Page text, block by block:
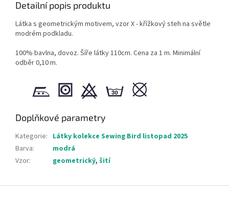
Detailní popis produktu
Látka s geometrickým motivem, vzor X - křížkový steh na světle
modrém podkladu.
100% bavlna, dovoz. Šíře látky 110cm. Cena za 1 m. Minimální
odběr 0,10 m.
Doplňkové parametry
Kategorie: Látky kolekce Sewing Bird listopad 2025
Barva:
modrá
Vzor: geometrický, šití